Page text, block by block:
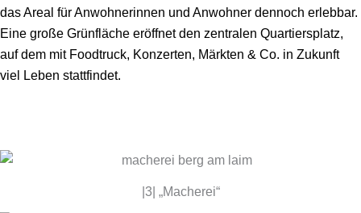
das Areal für Anwohnerinnen und Anwohner dennoch erlebbar.
Eine große Grünfläche eröffnet den zentralen Quartiersplatz,
auf dem mit Foodtruck, Konzerten, Märkten & Co. in Zukunft
viel Leben stattfindet.
|3| „Macherei“